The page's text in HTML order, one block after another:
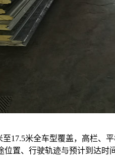
17.5米全车型覆盖，高栏、
置、行驶轨迹与预计到达时